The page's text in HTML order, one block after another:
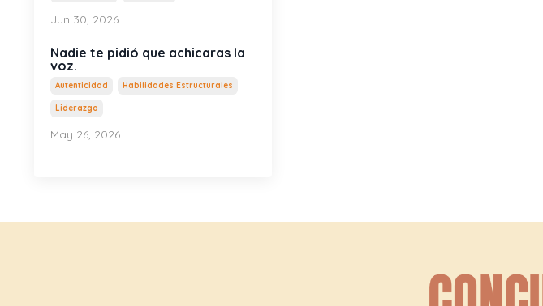
Jun 30, 2026
Nadie te pidió que achicaras la
voz.
Autenticidad Habilidades Estructurales
Liderazgo
May 26, 2026